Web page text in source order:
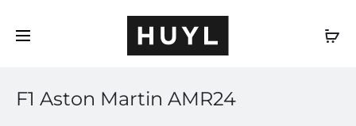
F1 Aston Martin AMR24